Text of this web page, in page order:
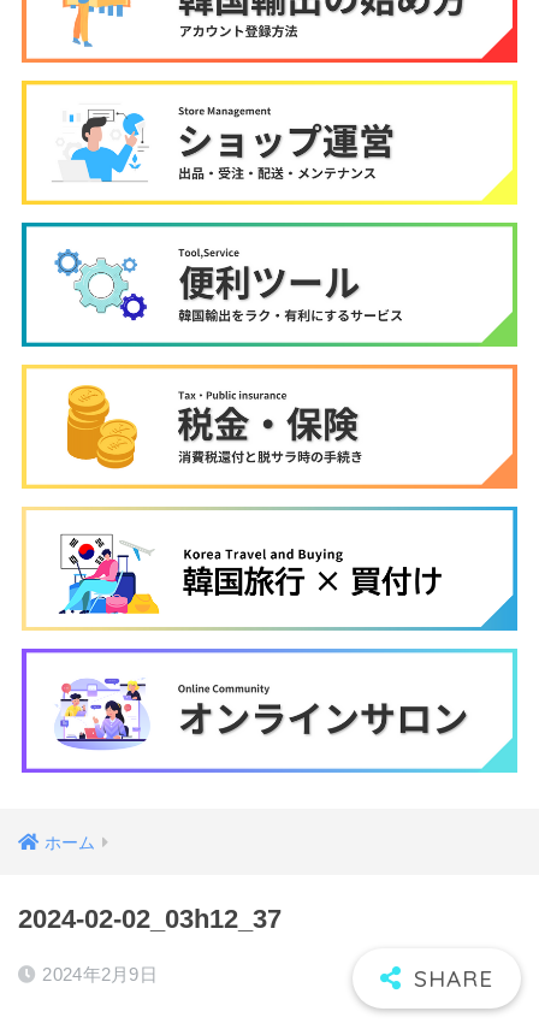
ホーム
2024-02-02_03h12_37
2024年2月9日